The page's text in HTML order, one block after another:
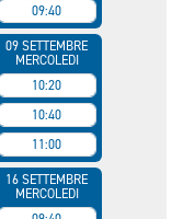
09:40
09 SETTEMBRE
MERCOLEDI
10:20
10:40
11:00
16 SETTEMBRE
MERCOLEDI